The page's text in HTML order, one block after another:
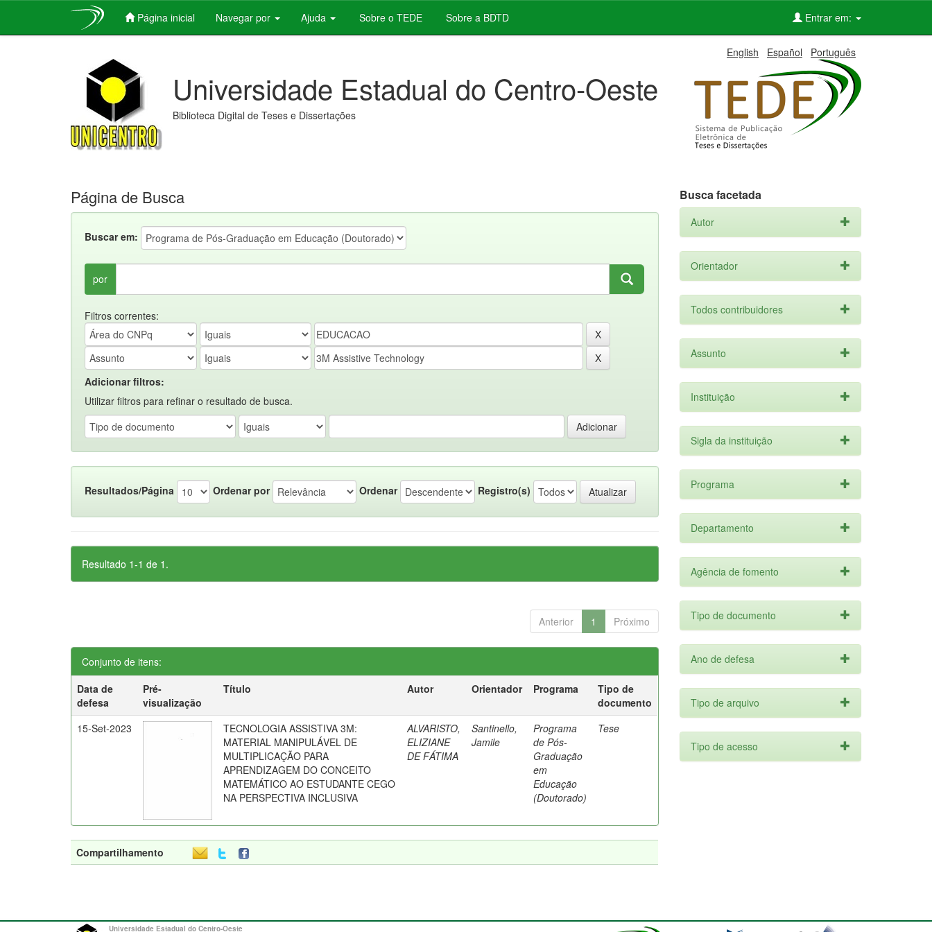
Página inicial Navegar por Ajuda Sobre o TEDE Sobre a BDTD Entrar em:
English Español Português
Universidade Estadual do Centro-Oeste
Biblioteca Digital de Teses e Dissertações
Página de Busca
Buscar em:
por
Filtros correntes:
Adicionar filtros:
Utilizar filtros para refinar o resultado de busca.
Resultados/Página Ordenar por Ordenar Registro(s)
Resultado 1-1 de 1.
Anterior 1 Próximo
Conjunto de itens:
Data de
defesa
Pré-
visualização
Título Autor Orientador Programa
Tipo de
documento
15-Set-2023
TECNOLOGIA ASSISTIVA 3M:
MATERIAL MANIPULÁVEL DE
MULTIPLICAÇÃO PARA
APRENDIZAGEM DO CONCEITO
MATEMÁTICO AO ESTUDANTE CEGO
NA PERSPECTIVA INCLUSIVA
ALVARISTO,
ELIZIANE
DE FÁTIMA
Santinello,
Jamile
Programa
de Pós-
Graduação
em
Educação
(Doutorado)
Tese
Compartilhamento
Busca facetada
Autor
Orientador
Todos contribuidores
Assunto
Instituição
Sigla da instituição
Programa
Departamento
Agência de fomento
Tipo de documento
Ano de defesa
Tipo de arquivo
Tipo de acesso
Universidade Estadual do Centro-Oeste